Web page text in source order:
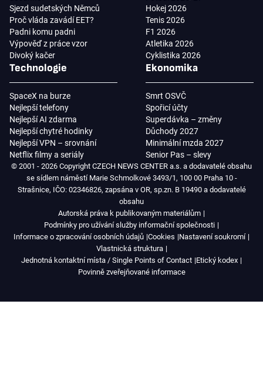
Sjezd sudetských Němců
Proč vláda zavádí EET?
Padni komu padni
Výpověď z práce vzor
Divoký kačer
Hokej 2026
Tenis 2026
F1 2026
Atletika 2026
Cyklistika 2026
Technologie
SpaceX na burze
Nejlepší telefony
Nejlepší AI zdarma
Nejlepší chytré hodinky
Nejlepší VPN – srovnání
Netflix filmy a seriály
Ekonomika
Smrt OSVČ
Spořicí účty
Superdávka – změny
Důchody 2027
Minimální mzda 2027
Senior Pas – slevy
© 2001 - 2026 Copyright CZECH NEWS CENTER a.s. a dodavatelé obsahu
se sídlem náměstí Marie Schmolkové 3493/1, 100 00 Praha 10 -
Strašnice, IČO: 02346826, zapsána v OR, sp.zn. B 19490 a dodavatelé
obsahu
Autorská práva k publikovaným materiálům
Podmínky pro užívání služby informační společnosti
Informace o zpracování osobních údajů Cookies Nastavení soukromí
Vlastnická struktura
Jednotná kontaktní místa / Single Points of Contact Etický kodex
Povinně zveřejňované informace